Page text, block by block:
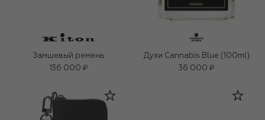
Замшевый ремень
136 000 ₽
Духи Cannabis Blue (100ml)
36 000 ₽